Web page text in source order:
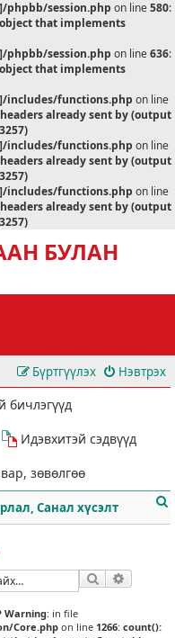
phpbb/session.php on line580:
that implements
phpbb/session.php on line636:
that implements
includes/functions.php on line
already sent by (output
includes/functions.php on line
already sent by (output
includes/functions.php on line
already sent by (output
БУЛАН
Нэвтрэх
Бүртгүүлэх
бичлэгүүд
Идэвхитэй сэдвүүд
зөвөлгөө
Санал хүсэлт
Хайлт
Warning: in file
Core.phpon line 1266: count():